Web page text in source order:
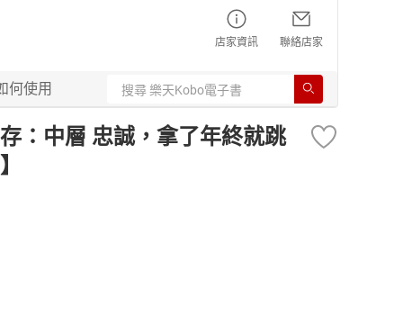
店家資訊 聯絡店家
何使用
：中層 忠誠，拿了年終就跳